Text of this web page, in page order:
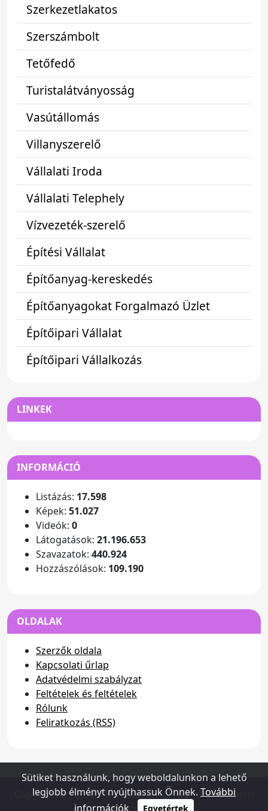
Szerkezetlakatos
Szerszámbolt
Tetőfedő
Turistalátványosság
Vasútállomás
Villanyszerelő
Vállalati Iroda
Vállalati Telephely
Vízvezeték-szerelő
Építési Vállalat
Építőanyag-kereskedés
Építőanyagokat Forgalmazó Üzlet
Építőipari Vállalat
Építőipari Vállalkozás
LINKEK
INFORMÁCIÓ
Listázás: 17.598
Képek: 51.027
Videók: 0
Látogatások: 21.196.653
Szavazatok: 440.924
Hozzászólások: 109.190
OLDALAK
Szerzők oldala
Kapcsolati űrlap
Adatvédelmi szabályzat
Feltételek és feltételek
Rólunk
Feliratkozás (RSS)
Copyright (c) 2026 - www.dusterhungary.hu - Minden
Sütiket használunk, hogy weboldalunkon a lehető
legjobb élményt nyújthassuk Önnek. További
információk
Egyetértek